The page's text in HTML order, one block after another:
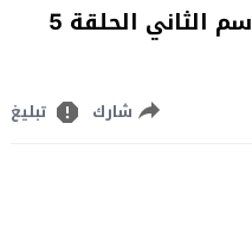
الثاني الحلقة 5
شارك تبليغ